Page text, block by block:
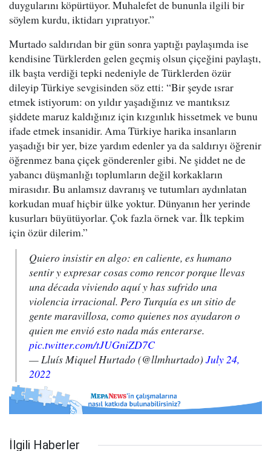
duygularını köpürtüyor. Muhalefet de bununla ilgili bir
söylem kurdu, iktidarı yıpratıyor.”
Murtado saldırıdan bir gün sonra yaptığı paylaşımda ise
kendisine Türklerden gelen geçmiş olsun çiçeğini paylaştı,
ilk başta verdiği tepki nedeniyle de Türklerden özür
dileyip Türkiye sevgisinden söz etti: “Bir şeyde ısrar
etmek istiyorum: on yıldır yaşadığınız ve mantıksız
şiddete maruz kaldığınız için kızgınlık hissetmek ve bunu
ifade etmek insanidir. Ama Türkiye harika insanların
yaşadığı bir yer, bize yardım edenler ya da saldırıyı öğrenir
öğrenmez bana çiçek gönderenler gibi. Ne şiddet ne de
yabancı düşmanlığı toplumların değil korkakların
mirasıdır. Bu anlamsız davranış ve tutumları aydınlatan
korkudan muaf hiçbir ülke yoktur. Dünyanın her yerinde
kusurları büyütüyorlar. Çok fazla örnek var. İlk tepkim
için özür dilerim.”
Quiero insistir en algo: en caliente, es humano
sentir y expresar cosas como rencor porque llevas
una década viviendo aquí y has sufrido una
violencia irracional. Pero Turquía es un sitio de
gente maravillosa, como quienes nos ayudaron o
quien me envió esto nada más enterarse.
pic.twitter.com/tJUGniZD7C
— Lluís Miquel Hurtado (@llmhurtado) July 24,
2022
İlgili Haberler